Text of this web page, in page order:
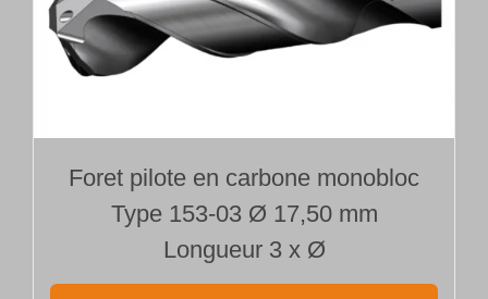
Foret pilote en carbone monobloc
Type 153-03 Ø 17,50 mm
Longueur 3 x Ø